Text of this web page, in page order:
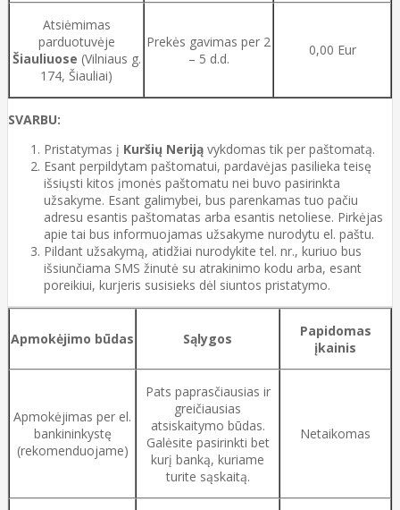
Atsiėmimas
parduotuvėje
Šiauliuose (Vilniaus g.
174, Šiauliai)
Prekės gavimas per 2
– 5 d.d.
0,00 Eur
SVARBU:
Pristatymas į Kuršių Neriją vykdomas tik per paštomatą.
Esant perpildytam paštomatui, pardavėjas pasilieka teisę
išsiųsti kitos įmonės paštomatu nei buvo pasirinkta
užsakyme. Esant galimybei, bus parenkamas tuo pačiu
adresu esantis paštomatas arba esantis netoliese. Pirkėjas
apie tai bus informuojamas užsakyme nurodytu el. paštu.
Pildant užsakymą, atidžiai nurodykite tel. nr., kuriuo bus
išsiunčiama SMS žinutė su atrakinimo kodu arba, esant
poreikiui, kurjeris susisieks dėl siuntos pristatymo.
Apmokėjimo būdas Sąlygos
Papidomas
įkainis
Apmokėjimas per el.
bankininkystę
(rekomenduojame)
Pats paprasčiausias ir
greičiausias
atsiskaitymo būdas.
Galėsite pasirinkti bet
kurį banką, kuriame
turite sąskaitą.
Netaikomas